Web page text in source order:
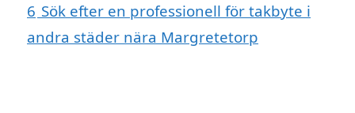
6 Sök efter en professionell för takbyte i
andra städer nära Margretetorp